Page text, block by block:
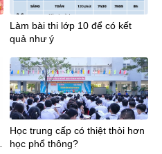
Làm bài thi lớp 10 để có kết
quả như ý
Học trung cấp có thiệt thòi hơn
học phổ thông?